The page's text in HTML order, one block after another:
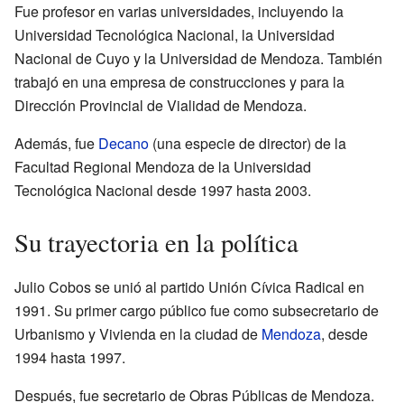
Fue profesor en varias universidades, incluyendo la
Universidad Tecnológica Nacional, la Universidad
Nacional de Cuyo y la Universidad de Mendoza. También
trabajó en una empresa de construcciones y para la
Dirección Provincial de Vialidad de Mendoza.
Además, fue Decano (una especie de director) de la
Facultad Regional Mendoza de la Universidad
Tecnológica Nacional desde 1997 hasta 2003.
Su trayectoria en la política
Julio Cobos se unió al partido Unión Cívica Radical en
1991. Su primer cargo público fue como subsecretario de
Urbanismo y Vivienda en la ciudad de Mendoza, desde
1994 hasta 1997.
Después, fue secretario de Obras Públicas de Mendoza.